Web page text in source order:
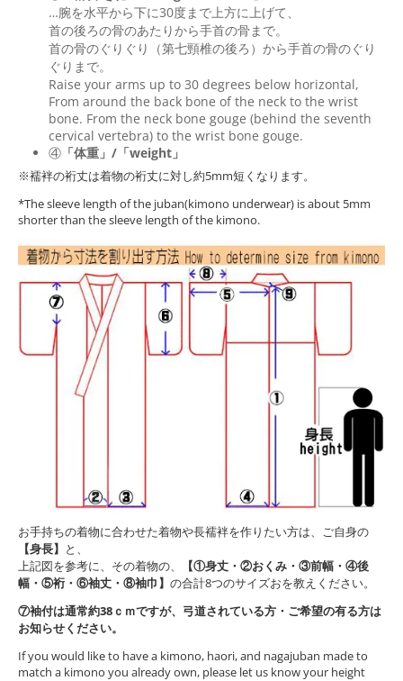
…腕を水平から下に30度まで上方に上げて、
首の後ろの骨のあたりから手首の骨まで。
首の骨のぐりぐり（第七頸椎の後ろ）から手首の骨のぐり
ぐりまで。
Raise your arms up to 30 degrees below horizontal,
From around the back bone of the neck to the wrist
bone. From the neck bone gouge (behind the seventh
cervical vertebra) to the wrist bone gouge.
④ 「体重」/「weight」
※襦袢の裄丈は着物の裄丈に対し約5mm短くなります。
*The sleeve length of the juban(kimono underwear) is about 5mm
shorter than the sleeve length of the kimono.
お手持ちの着物に合わせた着物や長襦袢を作りたい方は、ご自身の
【身長】 と、
上記図を参考に、その着物の、
【①身丈・②おくみ・③前幅・④後
幅・⑤裄・⑥袖丈・⑧袖巾】 の合計8つのサイズおを教えください。
⑦袖付は通常約38ｃｍですが、弓道されている方・ご希望の有る方は
お知らせください。
If you would like to have a kimono, haori, and nagajuban made to
match a kimono you already own, please let us know your height